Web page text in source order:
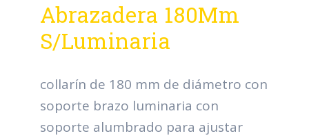
Abrazadera 180Mm
S/Luminaria
collarín de 180 mm de diámetro con
soporte brazo luminaria con
soporte alumbrado para ajustar